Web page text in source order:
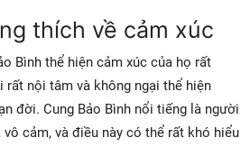
thích về cảm xúc
Bình thể hiện cảm xúc của họ rất
rất nội tâm và không ngại thể hiện
đời. Cung Bảo Bình nổi tiếng là người
cảm, và điều này có thể rất khó hiểu